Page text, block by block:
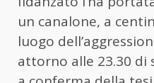
un canalone, a
luogo
attorno alle 23.30 di